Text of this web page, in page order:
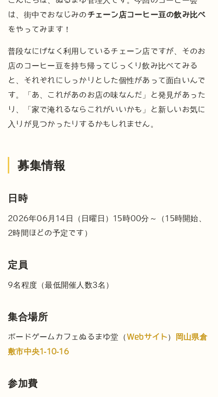
は、街中でおなじみのチェーン店コーヒー豆の飲み比べ
をやってみます！
普段なにげなく利用しているチェーン店ですが、そのお
店のコーヒー豆を持ち帰ってじっくり飲み比べてみる
と、それぞれにしっかりとした個性があって面白いんで
す。「あ、これがあのお店の味なんだ」と発見があった
り、「家で淹れるならこれがいいかも」と新しいお気に
入りが見つかったりするかもしれません。
募集情報
日時
2026年06月14日（日曜日）15時00分～（15時開始、
2時間ほどの予定です）
定員
9名程度（最低開催人数3名）
集合場所
ボードゲームカフェぬるまゆ堂（Webサイト）
岡山県倉
敷市中央1-10-16
参加費